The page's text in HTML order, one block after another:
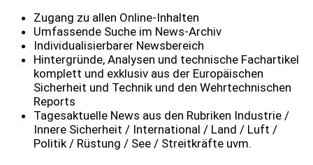
Zugang zu allen Online-Inhalten
Umfassende Suche im News-Archiv
Individualisierbarer Newsbereich
Hintergründe, Analysen und technische Fachartikel
komplett und exklusiv aus der Europäischen
Sicherheit und Technik und den Wehrtechnischen
Reports
Tagesaktuelle News aus den Rubriken Industrie /
Innere Sicherheit / International / Land / Luft /
Politik / Rüstung / See / Streitkräfte uvm.